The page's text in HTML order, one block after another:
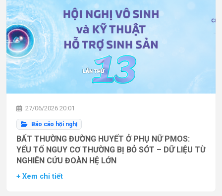
27/06/2026 20:01
Báo cáo hội nghị
BẤT THƯỜNG ĐƯỜNG HUYẾT Ở PHỤ NỮ PMOS:
YẾU TỐ NGUY CƠ THƯỜNG BỊ BỎ SÓT – DỮ LIỆU TỪ
NGHIÊN CỨU ĐOÀN HỆ LỚN
+ Xem chi tiết